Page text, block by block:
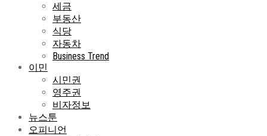
세금
부동산
식당
자동차
Business Trend
이민
시민권
영주권
비자정보
뉴스툰
오피니언